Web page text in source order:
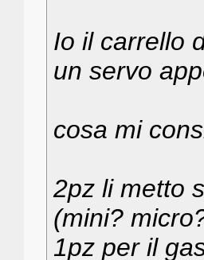
Io il carrello
un servo
cosa mi
2pz li metto
(mini?
1pz per il